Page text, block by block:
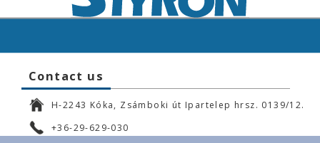
Contact us
H-2243 Kóka, Zsámboki út Ipartelep hrsz. 0139/12.
+36-29-629-030